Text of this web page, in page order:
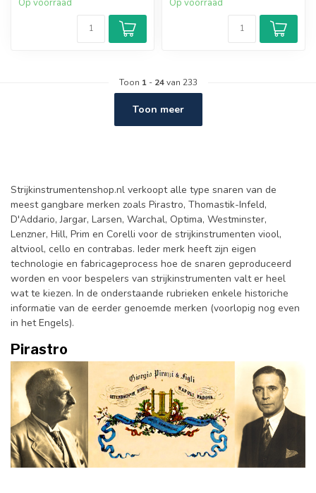
Op voorraad Op voorraad
Toon 1- 24van 233
Toon meer
Strijkinstrumentenshop.nl verkoopt alle type snaren van de
meest gangbare merken zoals Pirastro, Thomastik-Infeld,
D'Addario, Jargar, Larsen, Warchal, Optima, Westminster,
Lenzner, Hill, Prim en Corelli voor de strijkinstrumenten viool,
altviool, cello en contrabas. Ieder merk heeft zijn eigen
technologie en fabricageprocess hoe de snaren geproduceerd
worden en voor bespelers van strijkinstrumenten valt er heel
wat te kiezen. In de onderstaande rubrieken enkele historiche
informatie van de eerder genoemde merken (voorlopig nog even
in het Engels).
Pirastro